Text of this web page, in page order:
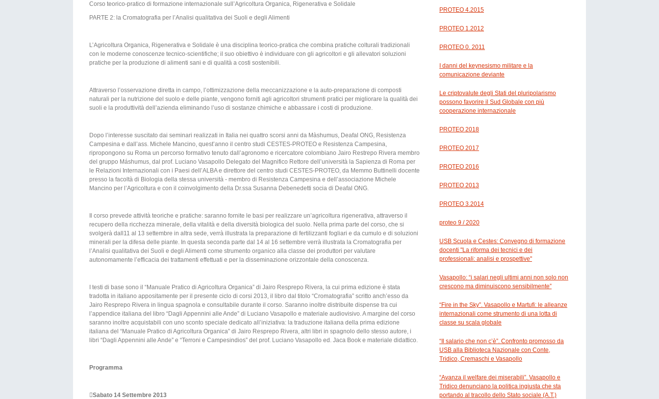
Corso teorico-pratico di formazione internazionale sull’Agricoltura Organica, Rigenerativa e Solidale
PARTE 2: la Cromatografia per l’Analisi qualitativa dei Suoli e degli Alimenti
L’Agricoltura Organica, Rigenerativa e Solidale è una disciplina teorico-pratica che combina pratiche colturali tradizionali
con le moderne conoscenze tecnico-scientifiche; il suo obiettivo è individuare con gli agricoltori e gli allevatori soluzioni
pratiche per la produzione di alimenti sani e di qualità a costi sostenibili.
Attraverso l’osservazione diretta in campo, l’ottimizzazione della meccanizzazione e la auto-preparazione di composti
naturali per la nutrizione del suolo e delle piante, vengono forniti agli agricoltori strumenti pratici per migliorare la qualità dei
suoli e la produttività dell’azienda eliminando l’uso di sostanze chimiche e abbassare i costi di produzione.
Dopo l’interesse suscitato dai seminari realizzati in Italia nei quattro scorsi anni da Màshumus, Deafal ONG, Resistenza
Campesina e dall’ass. Michele Mancino, quest’anno il centro studi CESTES-PROTEO e Resistenza Campesina,
ripropongono su Roma un percorso formativo tenuto dall’agronomo e ricercatore colombiano Jairo Restrepo Rivera membro
del gruppo Máshumus, dal prof. Luciano Vasapollo Delegato del Magnifico Rettore dell’università la Sapienza di Roma per
le Relazioni Internazionali con i Paesi dell’ALBA e direttore del centro studi CESTES-PROTEO, da Memmo Buttinelli docente
presso la facoltà di Biologia della stessa università - membro di Resistenza Campesina e dell’associazione Michele
Mancino per l’Agricoltura e con il coinvolgimento della Dr.ssa Susanna Debenedetti socia di Deafal ONG.
Il corso prevede attività teoriche e pratiche: saranno fornite le basi per realizzare un’agricoltura rigenerativa, attraverso il
recupero della ricchezza minerale, della vitalità e della diversità biologica del suolo. Nella prima parte del corso, che si
svolgerà dall11 al 13 settembre in altra sede, verrà illustrata la preparazione di fertilizzanti fogliari e da cumulo e di soluzioni
minerali per la difesa delle piante. In questa seconda parte dal 14 al 16 settembre verrà illustrata la Cromatografia per
l’Analisi qualitativa dei Suoli e degli Alimenti come strumento organico alla classe dei produttori per valutare
autonomamente l’efficacia dei trattamenti effettuati e per la disseminazione orizzontale della conoscenza.
I testi di base sono il “Manuale Pratico di Agricoltura Organica” di Jairo Resprepo Rivera, la cui prima edizione è stata
tradotta in italiano appositamente per il presente ciclo di corsi 2013, il libro dal titolo “Cromatografia” scritto anch’esso da
Jairo Resprepo Rivera in lingua spagnola e consultabile durante il corso. Saranno inoltre distribuite dispense tra cui
l’appendice italiana del libro “Dagli Appennini alle Ande” di Luciano Vasapollo e materiale audiovisivo. A margine del corso
saranno inoltre acquistabili con uno sconto speciale dedicato all’iniziativa: la traduzione italiana della prima edizione
italiana del “Manuale Pratico di Agricoltura Organica” di Jairo Resprepo Rivera, altri libri in spagnolo dello stesso autore, i
libri “Dagli Appennini alle Ande” e “Terroni e Campesindios” del prof. Luciano Vasapollo ed. Jaca Book e materiale didattico.
Programma
Sabato 14 Settembre 2013
PROTEO 4.2015
PROTEO 1.2012
PROTEO 0. 2011
I danni del keynesismo militare e la
comunicazione deviante
Le criptovalute degli Stati del pluripolarismo
possono favorire il Sud Globale con più
cooperazione internazionale
PROTEO 2018
PROTEO 2017
PROTEO 2016
PROTEO 2013
PROTEO 3.2014
proteo 9 / 2020
USB Scuola e Cestes: Convegno di formazione
docenti "La riforma dei tecnici e dei
professionali: analisi e prospettive"
Vasapollo: “i salari negli ultimi anni non solo non
crescono ma diminuiscono sensibilmente”
“Fire in the Sky”. Vasapollo e Martufi: le alleanze
internazionali come strumento di una lotta di
classe su scala globale
“Il salario che non c’è”. Confronto promosso da
USB alla Biblioteca Nazionale con Conte,
Tridico, Cremaschi e Vasapollo
“Avanza il welfare dei miserabili”. Vasapollo e
Tridico denunciano la politica ingiusta che sta
portando al tracollo dello Stato sociale (A.T.)